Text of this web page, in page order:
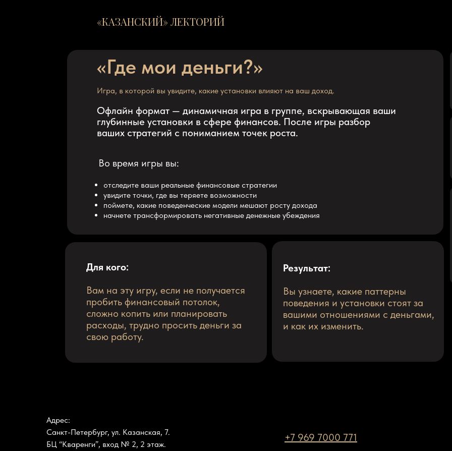
«Где мои деньги?»
Игра, в которой вы увидите, какие установки влияют на ваш доход.
отследите ваши реальные финансовые стратегии
увидите точки, где вы теряете возможности
поймете, какие поведенческие модели мешают росту дохода
начнете трансформировать негативные денежные убеждения
Офлайн формат — динамичная игра в группе, вскрывающая ваши
глубинные установки в сфере финансов. После игры разбор
ваших стратегий с пониманием точек роста.
Результат:
Вы узнаете, какие паттерны
поведения и установки стоят за
вашими отношениями с деньгами,
и как их изменить.
Для кого:
Вам на эту игру, если не получается
пробить финансовый потолок,
сложно копить или планировать
расходы, трудно просить деньги за
свою работу.
Во время игры вы:
«КАЗАНСКИЙ» ЛЕКТОРИЙ
Адрес:
Санкт-Петербург, ул. Казанская, 7.
БЦ “Кваренги”, вход № 2, 2 этаж.
+7 969 7000 771